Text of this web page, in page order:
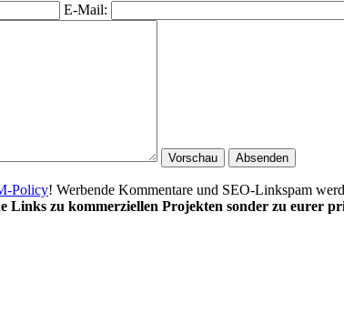
E-Mail:
Policy! Werbende Kommentare und SEO-Linkspam
Links zu kommerziellen Projekten sonder zu eurer